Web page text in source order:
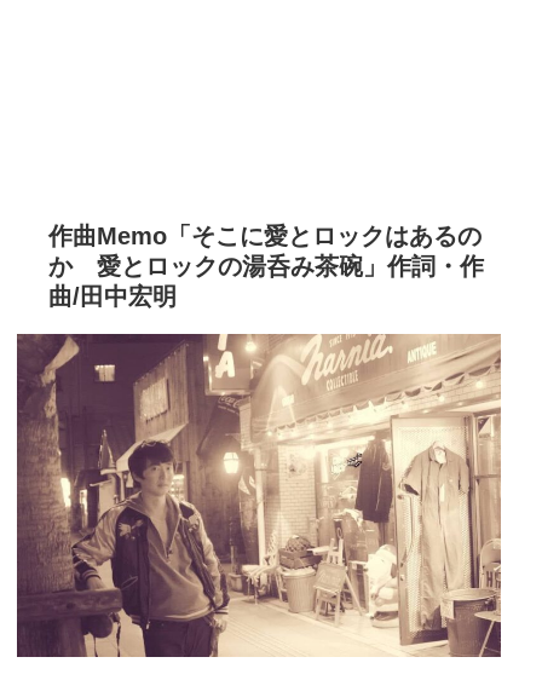
作曲Memo「そこに愛とロックはあるの
か 愛とロックの湯呑み茶碗」作詞・作
曲/田中宏明